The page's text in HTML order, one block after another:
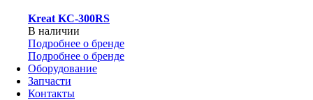
Kreat KC-300RS
В наличии
Подробнее о бренде
Подробнее о бренде
Оборудование
Запчасти
Контакты